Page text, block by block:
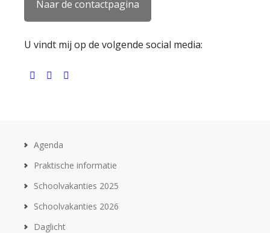
Naar de contactpagina
U vindt mij op de volgende social media:
  
Agenda
Praktische informatie
Schoolvakanties 2025
Schoolvakanties 2026
Daglicht